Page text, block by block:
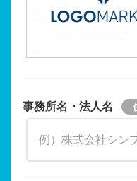
事務所名・法人名